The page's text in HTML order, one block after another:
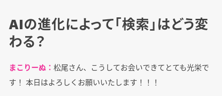
AIの進化によって「検索」はどう変
わる？
まこりーぬ： 松尾さん、こうしてお会いできてとても光栄で
す！ 本日はよろしくお願いいたします！！！